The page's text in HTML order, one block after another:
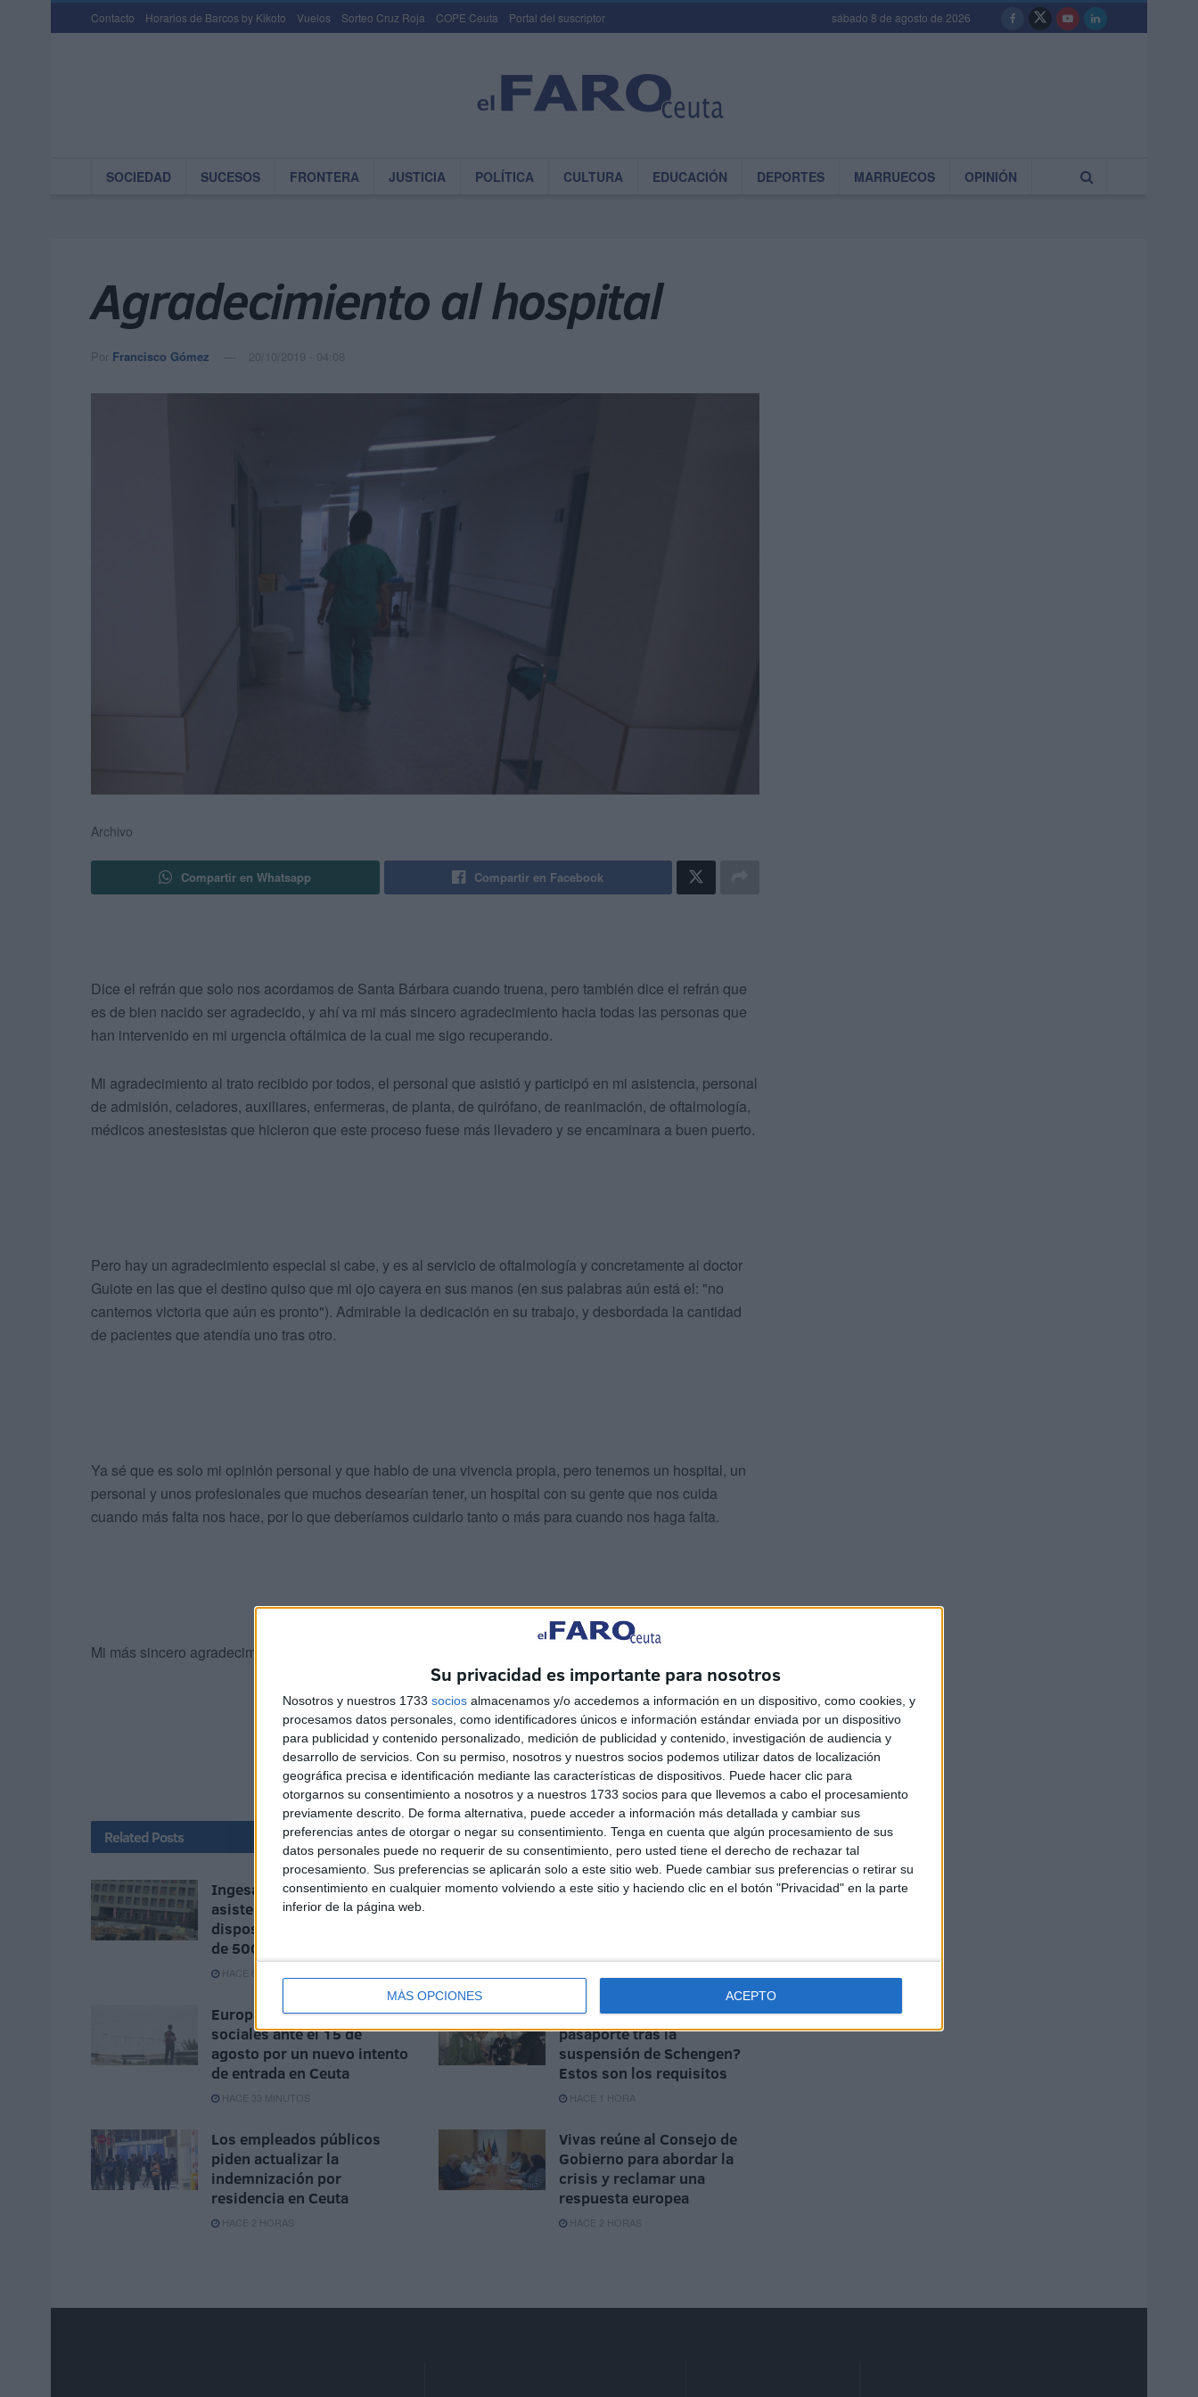
Su privacidad es importante para nosotros
Nosotros y nuestros 1733 socios almacenamos y/o accedemos a información en un dispositivo, como cookies, y
procesamos datos personales, como identificadores únicos e información estándar enviada por un dispositivo
para publicidad y contenido personalizado, medición de publicidad y contenido, investigación de audiencia y
desarrollo de servicios. Con su permiso, nosotros y nuestros socios podemos utilizar datos de localización
geográfica precisa e identificación mediante las características de dispositivos. Puede hacer clic para
otorgarnos su consentimiento a nosotros y a nuestros 1733 socios para que llevemos a cabo el procesamiento
previamente descrito. De forma alternativa, puede acceder a información más detallada y cambiar sus
preferencias antes de otorgar o negar su consentimiento. Tenga en cuenta que algún procesamiento de sus
datos personales puede no requerir de su consentimiento, pero usted tiene el derecho de rechazar tal
procesamiento. Sus preferencias se aplicarán solo a este sitio web. Puede cambiar sus preferencias o retirar su
consentimiento en cualquier momento volviendo a este sitio y haciendo clic en el botón "Privacidad" en la parte
inferior de la página web.
MÁS OPCIONES ACEPTO
Contacto Horarios de Barcos by Kikoto Vuelos Sorteo Cruz Roja COPE Ceuta Portal del suscriptor sábado 8 de agosto de 2026
SOCIEDAD SUCESOS FRONTERA JUSTICIA POLÍTICA CULTURA EDUCACIÓN DEPORTES MARRUECOS OPINIÓN
Agradecimiento al hospital
Por Francisco Gómez 20/10/2019 - 04:08
Archivo
Compartir en Whatsapp Compartir en Facebook
Dice el refrán que solo nos acordamos de Santa Bárbara cuando truena, pero también dice el refrán que
es de bien nacido ser agradecido, y ahí va mi más sincero agradecimiento hacia todas las personas que
han intervenido en mi urgencia oftálmica de la cual me sigo recuperando.
Mi agradecimiento al trato recibido por todos, el personal que asistió y participó en mi asistencia, personal
de admisión, celadores, auxiliares, enfermeras, de planta, de quirófano, de reanimación, de oftalmología,
médicos anestesistas que hicieron que este proceso fuese más llevadero y se encaminara a buen puerto.
Pero hay un agradecimiento especial si cabe, y es al servicio de oftalmología y concretamente al doctor
Guiote en las que el destino quiso que mi ojo cayera en sus manos (en sus palabras aún está el: "no
cantemos victoria que aún es pronto"). Admirable la dedicación en su trabajo, y desbordada la cantidad
de pacientes que atendía uno tras otro.
Ya sé que es solo mi opinión personal y que hablo de una vivencia propia, pero tenemos un hospital, un
personal y unos profesionales que muchos desearían tener, un hospital con su gente que nos cuida
cuando más falta nos hace, por lo que deberíamos cuidarlo tanto o más para cuando nos haga falta.
Mi más sincero agradecimiento a tod@s.
Related Posts
Ingesa presta 391
asistencias y refuerza los
dispositivos 'extra' con más
de 500 atenciones
HACE 8 MINUTOS
CCOO se adhiere a la
Europa vigila las redes
sociales ante el 15 de
agosto por un nuevo intento
de entrada en Ceuta
HACE 33 MINUTOS
¿Debes viajar a Italia con
pasaporte tras la
suspensión de Schengen?
Estos son los requisitos
HACE 1 HORA
Los empleados públicos
piden actualizar la
indemnización por
residencia en Ceuta
HACE 2 HORAS
Vivas reúne al Consejo de
Gobierno para abordar la
crisis y reclamar una
respuesta europea
HACE 2 HORAS